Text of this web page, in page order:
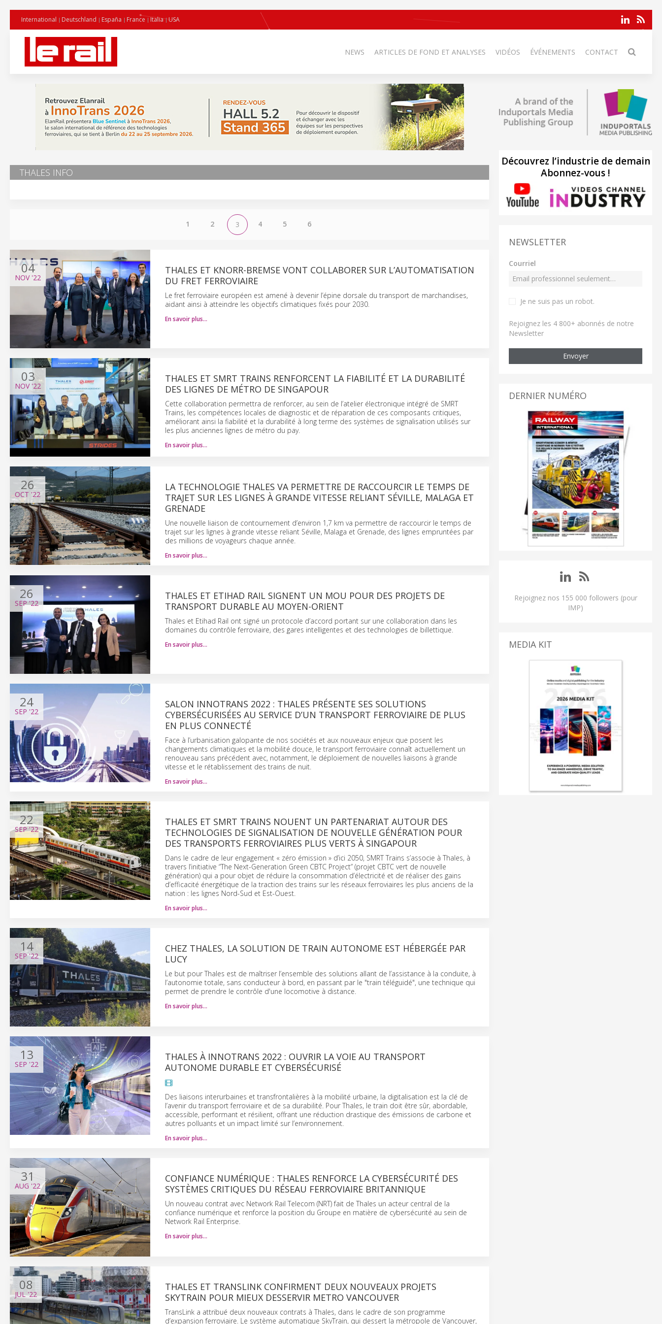
International Deutschland España France Italia USA
NEWS ARTICLES DE FOND ET ANALYSES VIDÉOS ÉVÉNEMENTS CONTACT
THALES INFO
1 2 3 4 5 6
04
NOV'22
THALES ET KNORR-BREMSE VONT COLLABORER SUR L’AUTOMATISATION
DU FRET FERROVIAIRE
Le fret ferroviaire européen est amené à devenir l’épine dorsale du transport de marchandises,
aidant ainsi à atteindre les objectifs climatiques fixés pour 2030.
En savoir plus…
03
NOV'22
THALES ET SMRT TRAINS RENFORCENT LA FIABILITÉ ET LA DURABILITÉ
DES LIGNES DE MÉTRO DE SINGAPOUR
Cette collaboration permettra de renforcer, au sein de l’atelier électronique intégré de SMRT
Trains, les compétences locales de diagnostic et de réparation de ces composants critiques,
améliorant ainsi la fiabilité et la durabilité à long terme des systèmes de signalisation utilisés sur
les plus anciennes lignes de métro du pay.
En savoir plus…
26
OCT '22
LA TECHNOLOGIE THALES VA PERMETTRE DE RACCOURCIR LE TEMPS DE
TRAJET SUR LES LIGNES À GRANDE VITESSE RELIANT SÉVILLE, MALAGA ET
GRENADE
Une nouvelle liaison de contournement d’environ 1,7 km va permettre de raccourcir le temps de
trajet sur les lignes à grande vitesse reliant Séville, Malaga et Grenade, des lignes empruntées par
des millions de voyageurs chaque année.
En savoir plus…
26
SEP'22
THALES ET ETIHAD RAIL SIGNENT UN MOU POUR DES PROJETS DE
TRANSPORT DURABLE AU MOYEN-ORIENT
Thales et Etihad Rail ont signé un protocole d’accord portant sur une collaboration dans les
domaines du contrôle ferroviaire, des gares intelligentes et des technologies de billettique.
En savoir plus…
24
SEP '22
SALON INNOTRANS 2022 : THALES PRÉSENTE SES SOLUTIONS
CYBERSÉCURISÉES AU SERVICE D’UN TRANSPORT FERROVIAIRE DE PLUS
EN PLUS CONNECTÉ
Face à l’urbanisation galopante de nos sociétés et aux nouveaux enjeux que posent les
changements climatiques et la mobilité douce, le transport ferroviaire connaît actuellement un
renouveau sans précédent avec, notamment, le déploiement de nouvelles liaisons à grande
vitesse et le rétablissement des trains de nuit.
En savoir plus…
22
SEP'22
THALES ET SMRT TRAINS NOUENT UN PARTENARIAT AUTOUR DES
TECHNOLOGIES DE SIGNALISATION DE NOUVELLE GÉNÉRATION POUR
DES TRANSPORTS FERROVIAIRES PLUS VERTS À SINGAPOUR
Dans le cadre de leur engagement « zéro émission » d’ici 2050, SMRT Trains s’associe à Thales, à
travers l’initiative “The Next-Generation Green CBTC Project” (projet CBTC vert de nouvelle
génération) qui a pour objet de réduire la consommation d’électricité et de réaliser des gains
d’efficacité énergétique de la traction des trains sur les réseaux ferroviaires les plus anciens de la
nation : les lignes Nord-Sud et Est-Ouest.
En savoir plus…
14
SEP'22
CHEZ THALES, LA SOLUTION DE TRAIN AUTONOME EST HÉBERGÉE PAR
LUCY
Le but pour Thales est de maîtriser l’ensemble des solutions allant de l’assistance à la conduite, à
l’autonomie totale, sans conducteur à bord, en passant par le "train téléguidé", une technique qui
permet de prendre le contrôle d'une locomotive à distance.
En savoir plus…
13
SEP '22
THALES À INNOTRANS 2022 : OUVRIR LA VOIE AU TRANSPORT
AUTONOME DURABLE ET CYBERSÉCURISÉ
Des liaisons interurbaines et transfrontalières à la mobilité urbaine, la digitalisation est la clé de
l’avenir du transport ferroviaire et de sa durabilité. Pour Thales, le train doit être sûr, abordable,
accessible, performant et résilient, offrant une réduction drastique des émissions de carbone et
autres polluants et un impact limité sur l’environnement.
En savoir plus…
31
AUG '22
CONFIANCE NUMÉRIQUE : THALES RENFORCE LA CYBERSÉCURITÉ DES
SYSTÈMES CRITIQUES DU RÉSEAU FERROVIAIRE BRITANNIQUE
Un nouveau contrat avec Network Rail Telecom (NRT) fait de Thales un acteur central de la
confiance numérique et renforce la position du Groupe en matière de cybersécurité au sein de
Network Rail Enterprise.
En savoir plus…
08
JUL'22
THALES ET TRANSLINK CONFIRMENT DEUX NOUVEAUX PROJETS
SKYTRAIN POUR MIEUX DESSERVIR METRO VANCOUVER
TransLink a attribué deux nouveaux contrats à Thales, dans le cadre de son programme
d’expansion ferroviaire. Le système automatique SkyTrain, qui dessert la métropole de Vancouver,
Découvrez l’industrie de demain
Abonnez-vous !
NEWSLETTER
Courriel
Je ne suis pas un robot.
Rejoignez les 4 800+ abonnés de notre
Newsletter
Envoyer
DERNIER NUMÉRO
Rejoignez nos 155 000 followers (pour
IMP)
MEDIA KIT